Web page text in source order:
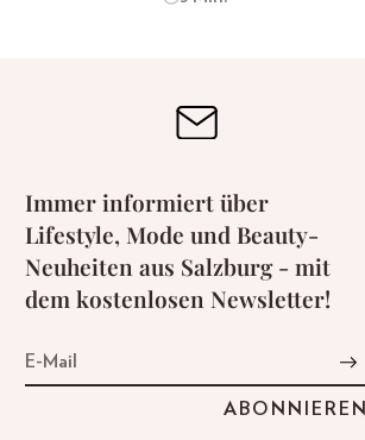
Immer informiert über
Lifestyle, Mode und Beauty-
Neuheiten aus Salzburg - mit
dem kostenlosen Newsletter!